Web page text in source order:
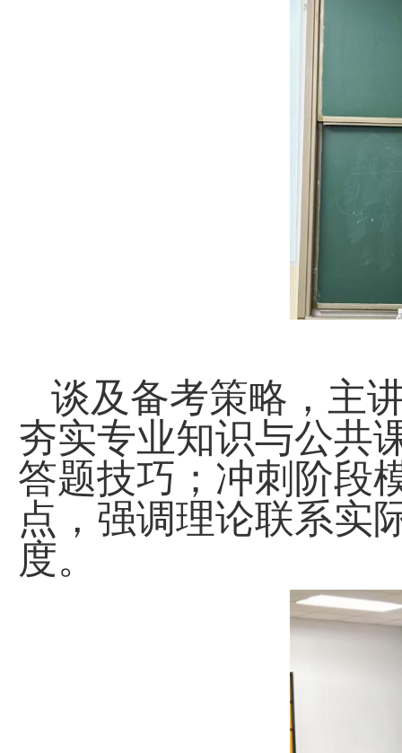
谈及备考策略，主
夯实专业知识与公共
答题技巧；冲刺阶段
点，强调理论联系实
度。